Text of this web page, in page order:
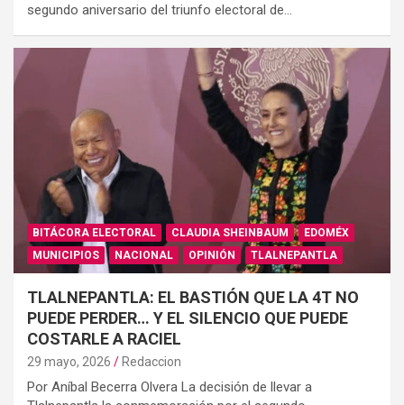
segundo aniversario del triunfo electoral de…
BITÁCORA ELECTORAL CLAUDIA SHEINBAUM
EDOMÉX
MUNICIPIOS
NACIONAL OPINIÓN TLALNEPANTLA
TLALNEPANTLA: EL BASTIÓN QUE LA 4T NO
PUEDE PERDER… Y EL SILENCIO QUE PUEDE
COSTARLE A RACIEL
29 mayo, 2026 Redaccion
Por Aníbal Becerra Olvera La decisión de llevar a